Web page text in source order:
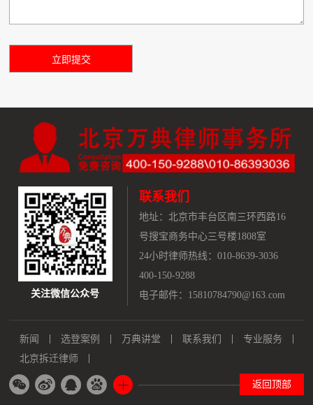
关注微信公众号
联系我们
地址： 北京市丰台区南三环西路16
号搜宝商务中心三号楼1808室
24小时律师热线：010-8639-3036
400-150-9288
电子邮件：15810784790@163.com
新闻 选登案例 万典讲堂 联系我们
专业服务
北京拆迁律师
返回顶部